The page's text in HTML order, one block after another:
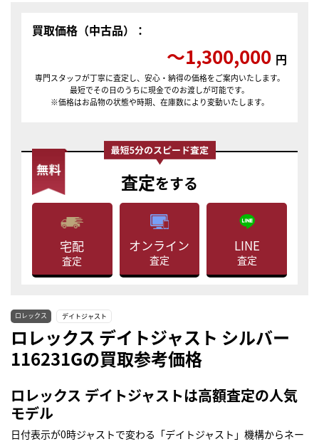
買取価格（中古品）：
〜1,300,000 円
専門スタッフが丁寧に査定し、安心・納得の価格をご案内いたします。
最短でその日のうちに現金でのお渡しが可能です。
※価格はお品物の状態や時期、在庫数により変動いたします。
査定をする
宅配
査定
オンライン
査定
LINE
査定
ロレックス デイトジャスト
ロレックス デイトジャスト シルバー
116231Gの買取参考価格
ロレックス デイトジャストは高額査定の人気
モデル
日付表示が0時ジャストで変わる「デイトジャスト」機構からネー